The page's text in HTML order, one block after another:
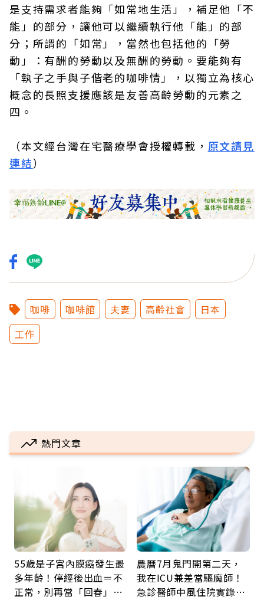
是支持需求者能夠「如常地生活」，補足他「不
能」的部分，讓他可以繼續執行他「能」的部
分；所謂的「如常」，當然也包括他的「勞
動」：有酬的勞動以及無酬的勞動。要能夠有
「執子之手與子偕老的咖啡情」，以獨立為核心
概念的長照支援應該是友善高齡勞動的元素之
四。
（本文經台灣在宅醫療學會授權轉載， 原文請見
連結）
咖啡 咖啡館 夫妻 高齡社會
日本
工作
熱門文章
55歲是子宮內膜癌發生最
多年齡！停經後出血＝不
正常，別再當「回春」…
農曆7月鬼門開第二天，
我在ICU兼差當驅魔師！
急診醫師中風住院實錄：